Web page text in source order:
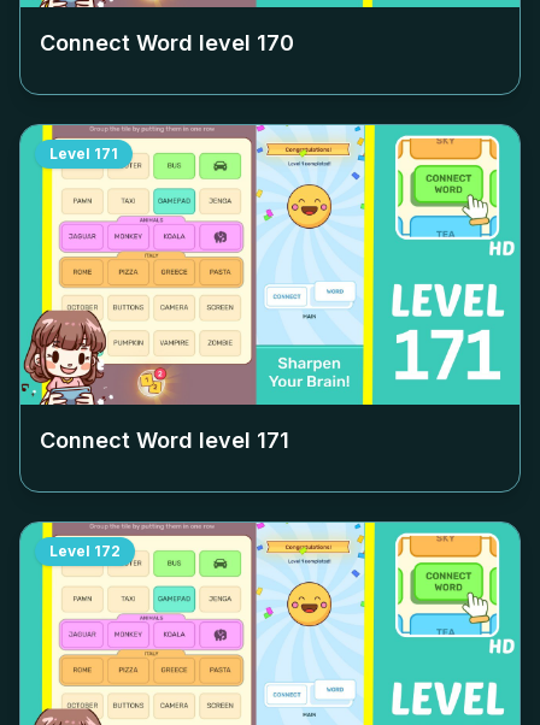
Connect Word level 170
Level 171
Connect Word level 171
Level 172